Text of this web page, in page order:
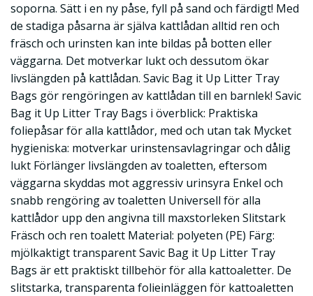
soporna. Sätt i en ny påse, fyll på sand och färdigt! Med
de stadiga påsarna är själva kattlådan alltid ren och
fräsch och urinsten kan inte bildas på botten eller
väggarna. Det motverkar lukt och dessutom ökar
livslängden på kattlådan. Savic Bag it Up Litter Tray
Bags gör rengöringen av kattlådan till en barnlek! Savic
Bag it Up Litter Tray Bags i överblick: Praktiska
foliepåsar för alla kattlådor, med och utan tak Mycket
hygieniska: motverkar urinstensavlagringar och dålig
lukt Förlänger livslängden av toaletten, eftersom
väggarna skyddas mot aggressiv urinsyra Enkel och
snabb rengöring av toaletten Universell för alla
kattlådor upp den angivna till maxstorleken Slitstark
Fräsch och ren toalett Material: polyeten (PE) Färg:
mjölkaktigt transparent Savic Bag it Up Litter Tray
Bags är ett praktiskt tillbehör för alla kattoaletter. De
slitstarka, transparenta folieinläggen för kattoaletten